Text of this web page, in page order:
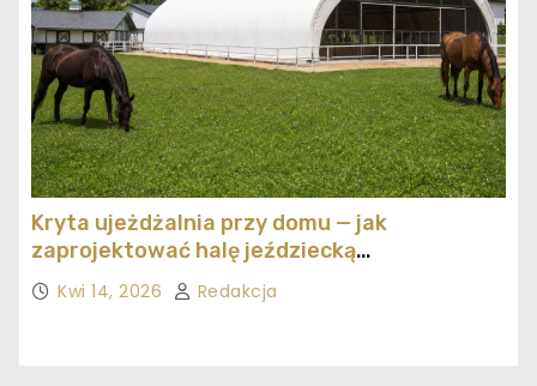
Kryta ujeżdżalnia przy domu — jak
zaprojektować halę jeździecką
ekonomicznie
Kwi 14, 2026 Redakcja